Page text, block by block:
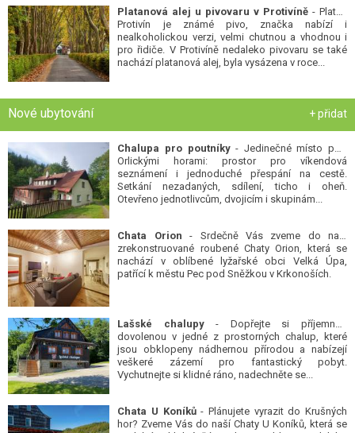
Platanová alej u pivovaru v Protivíně - Platan
Protivín je známé pivo, značka nabízí i
nealkoholickou verzi, velmi chutnou a vhodnou i
pro řidiče. V Protivíně nedaleko pivovaru se také
nachází platanová alej, byla vysázena v roce...
Nové ubytování + přidat
Chalupa pro poutníky- Jedinečné místo pod
Orlickými horami: prostor pro víkendová
seznámení i jednoduché přespání na cestě.
Setkání nezadaných, sdílení, ticho i oheň.
Otevřeno jednotlivcům, dvojicím i skupinám...
Chata Orion - Srdečně Vás zveme do naší
zrekonstruované roubené Chaty Orion, která se
nachází v oblíbené lyžařské obci Velká Úpa,
patřící k městu Pec pod Sněžkou v Krkonoších.
Lašské chalupy- Dopřejte si příjemnou
dovolenou v jedné z prostorných chalup, které
jsou obklopeny nádhernou přírodou a nabízejí
veškeré zázemí pro fantastický pobyt.
Vychutnejte si klidné ráno, nadechněte se...
Chata U Koníků- Plánujete vyrazit do Krušných
hor? Zveme Vás do naší Chaty U Koníků, která se